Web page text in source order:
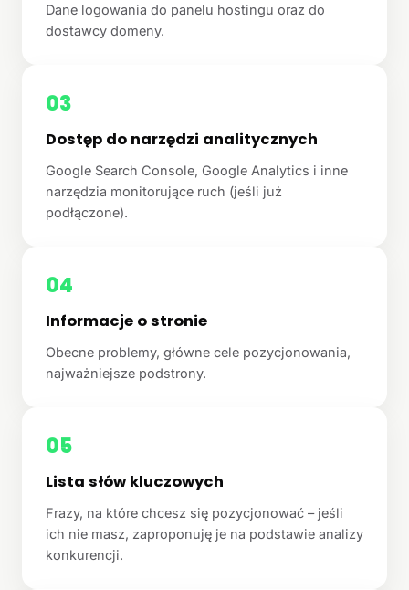
Dane logowania do panelu hostingu oraz do
dostawcy domeny.
03
Dostęp do narzędzi analitycznych
Google Search Console, Google Analytics i inne
narzędzia monitorujące ruch (jeśli już
podłączone).
04
Informacje o stronie
Obecne problemy, główne cele pozycjonowania,
najważniejsze podstrony.
05
Lista słów kluczowych
Frazy, na które chcesz się pozycjonować – jeśli
ich nie masz, zaproponuję je na podstawie analizy
konkurencji.